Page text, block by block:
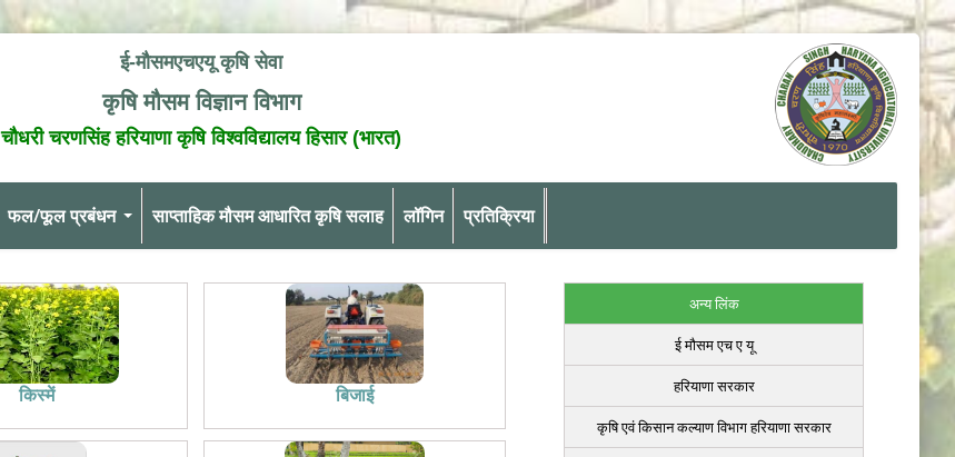
ई-मौसमएचएयू कृषि सेवा
कृषि मौसम विज्ञान विभाग
चौधरी चरणसिंह हरियाणा कृषि विश्वविद्यालय हिसार (भारत)
फल/फूल प्रबंधन साप्ताहिक मौसम आधारित कृषि सलाह लॉगिन प्रतिक्रिया
किस्में बिजाई
अन्य लिंक
ई मौसम एच ए यू
हरियाणा सरकार
कृषि एवं किसान कल्याण विभाग हरियाणा सरकार